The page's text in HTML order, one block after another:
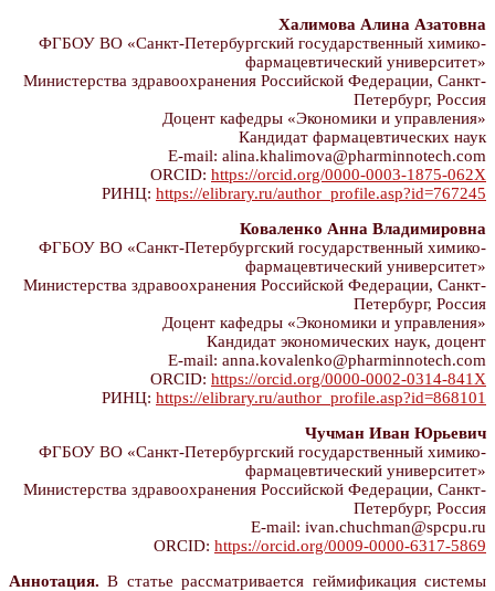
Халимова Алина Азатовна
ФГБОУ ВО «Санкт-Петербургский государственный химико-
фармацевтический университет»
Министерства здравоохранения Российской Федерации, Санкт-
Петербург, Россия
Доцент кафедры «Экономики и управления»
Кандидат фармацевтических наук
E-mail: alina.khalimova@pharminnotech.com
ORCID: https://orcid.org/0000-0003-1875-062X
РИНЦ: https://elibrary.ru/author_profile.asp?id=767245
Коваленко Анна Владимировна
ФГБОУ ВО «Санкт-Петербургский государственный химико-
фармацевтический университет»
Министерства здравоохранения Российской Федерации, Санкт-
Петербург, Россия
Доцент кафедры «Экономики и управления»
Кандидат экономических наук, доцент
E-mail: anna.kovalenko@pharminnotech.com
ORCID: https://orcid.org/0000-0002-0314-841X
РИНЦ: https://elibrary.ru/author_profile.asp?id=868101
Чучман Иван Юрьевич
ФГБОУ ВО «Санкт-Петербургский государственный химико-
фармацевтический университет»
Министерства здравоохранения Российской Федерации, Санкт-
Петербург, Россия
E-mail: ivan.chuchman@spcpu.ru
ORCID: https://orcid.org/0009-0000-6317-5869
Аннотация. В статье рассматривается геймификация системы